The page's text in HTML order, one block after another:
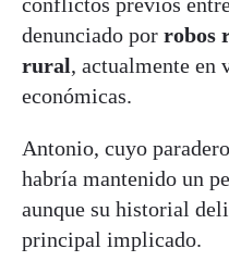
denunciado por robos
rural, actualmente en
económicas.
Antonio, cuyo
habría mantenido un
aunque su historial
principal implicado.